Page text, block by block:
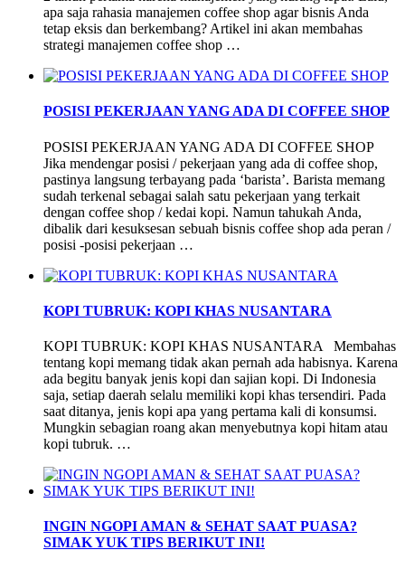
apa saja rahasia manajemen coffee shop agar bisnis Anda
tetap eksis dan berkembang? Artikel ini akan membahas
strategi manajemen coffee shop …
POSISI PEKERJAAN YANG ADA DI COFFEE SHOP
POSISI PEKERJAAN YANG ADA DI COFFEE SHOP
Jika mendengar posisi / pekerjaan yang ada di coffee shop,
pastinya langsung terbayang pada ‘barista’. Barista memang
sudah terkenal sebagai salah satu pekerjaan yang terkait
dengan coffee shop / kedai kopi. Namun tahukah Anda,
dibalik dari kesuksesan sebuah bisnis coffee shop ada peran /
posisi -posisi pekerjaan …
KOPI TUBRUK: KOPI KHAS NUSANTARA
KOPI TUBRUK: KOPI KHAS NUSANTARA Membahas
tentang kopi memang tidak akan pernah ada habisnya. Karena
ada begitu banyak jenis kopi dan sajian kopi. Di Indonesia
saja, setiap daerah selalu memiliki kopi khas tersendiri. Pada
saat ditanya, jenis kopi apa yang pertama kali di konsumsi.
Mungkin sebagian roang akan menyebutnya kopi hitam atau
kopi tubruk. …
INGIN NGOPI AMAN & SEHAT SAAT PUASA?
SIMAK YUK TIPS BERIKUT INI!